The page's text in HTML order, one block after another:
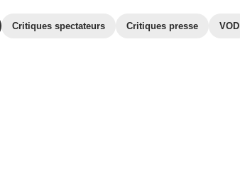
Critiques spectateurs Critiques presse VOD